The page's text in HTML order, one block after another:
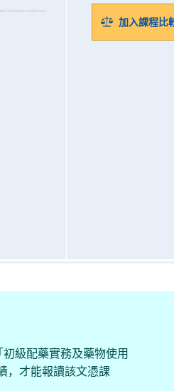
加入課程比
級配藥實務及藥物使用
，才能報讀該文憑課